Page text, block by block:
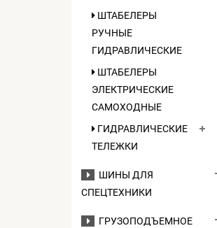
ШТАБЕЛЕРЫ
РУЧНЫЕ
ГИДРАВЛИЧЕСКИЕ
ШТАБЕЛЕРЫ
ЭЛЕКТРИЧЕСКИЕ
САМОХОДНЫЕ
ГИДРАВЛИЧЕСКИЕ
ТЕЛЕЖКИ
ШИНЫ ДЛЯ
СПЕЦТЕХНИКИ
ГРУЗОПОДЪЕМНОЕ